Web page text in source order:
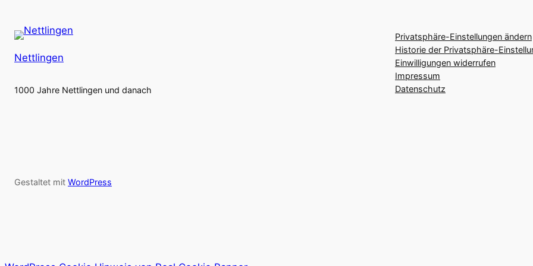
Nettlingen
1000 Jahre Nettlingen und danach
Privatsphäre-Einstellungen ändern
Historie der Privatsphäre-
Einwilligungen widerrufen
Impressum
Datenschutz
Gestaltet mit WordPress